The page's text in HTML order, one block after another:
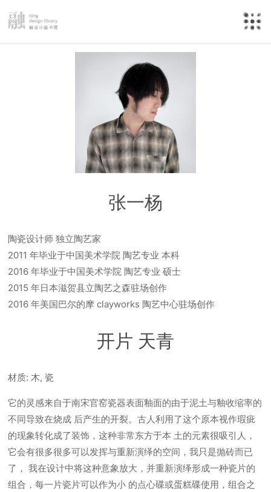
张一杨
陶瓷设计师 独立陶艺家
2011 年毕业于中国美术学院 陶艺专业 本科
2016 年毕业于中国美术学院 陶艺专业 硕士
2015 年日本滋贺县立陶艺之森驻场创作
2016 年美国巴尔的摩 clayworks 陶艺中心驻场创作
开片 天青
材质: 木, 瓷
它的灵感来自于南宋官窑瓷器表面釉面的由于泥土与釉收缩率的
不同导致在烧成 后产生的开裂。古人利用了这个原本视作瑕疵
的现象转化成了装饰，这种非常东方于本 土的元素很吸引人，
它会有很多很多可以发挥与重新演绎的空间，我只是抛砖而已
了， 我在设计中将这种意象放大，并重新演绎形成一种瓷片的
组合，每一片瓷片可以作为小 的点心碟或蛋糕碟使用，组合之